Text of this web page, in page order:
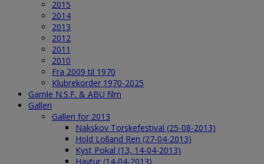
2015
2014
2013
2012
2011
2010
Fra 2009 til 1970
Klubrekorder 1970-2025
Gamle N.S.F. & ABU film
Galleri
Galleri for 2013
Nakskov Torskefestival (25-08-2013)
Hold Lolland Ren (27-04-2013)
Kyst Pokal (13, 14-04-2013)
Havtur (14-04-2013)